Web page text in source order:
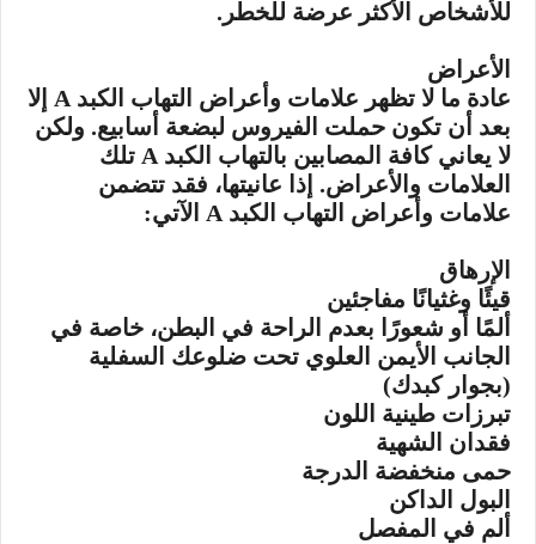
للأشخاص الأكثر عرضة للخطر.
الأعراض
عادة ما لا تظهر علامات وأعراض التهاب الكبد A إلا
بعد أن تكون حملت الفيروس لبضعة أسابيع. ولكن
لا يعاني كافة المصابين بالتهاب الكبد A تلك
العلامات والأعراض. إذا عانيتها، فقد تتضمن
علامات وأعراض التهاب الكبد A الآتي:
الإرهاق
قيئًا وغثيانًا مفاجئين
ألمًا أو شعورًا بعدم الراحة في البطن، خاصة في
الجانب الأيمن العلوي تحت ضلوعك السفلية
(بجوار كبدك)
تبرزات طينية اللون
فقدان الشهية
حمى منخفضة الدرجة
البول الداكن
ألم في المفصل